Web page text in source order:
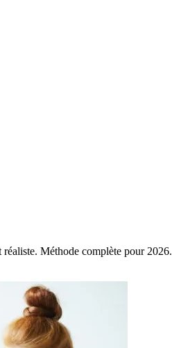
Méthode complète pour 2026.